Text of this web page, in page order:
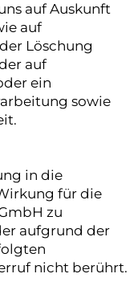
auf Auskunft
auf
Löschung
auf
ein
sowie
in die
für die
zu
aufgrund der
nicht berührt.